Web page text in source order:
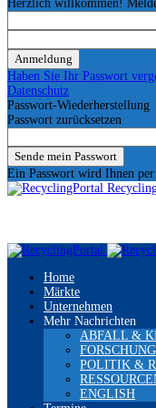
Herzlich willkommen!
Haben Sie Ihr Passwort
Datenschutz
Passwort-Wiederherstellung
Passwort zurücksetzen
Ein Passwort wird Ihnen
Home
Märkte
Unternehmen
Mehr Nachrichten
ABFALL &
FORSCHUNG
POLITIK &
ENGLISH